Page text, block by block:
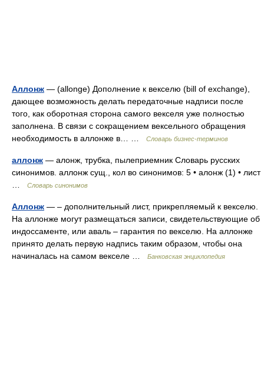
Аллонж — (allonge) Дополнение к векселю (bill of exchange),
дающее возможность делать передаточные надписи после
того, как оборотная сторона самого векселя уже полностью
заполнена. В связи с сокращением вексельного обращения
необходимость в аллонже в… …
Словарь бизнес-терминов
аллонж — алонж, трубка, пылеприемник Словарь русских
синонимов. аллонж сущ., кол во синонимов: 5 • алонж (1) • лист
Словарь синонимов
Аллонж — – дополнительный лист, прикрепляемый к векселю.
На аллонже могут размещаться записи, свидетельствующие об
индоссаменте, или аваль – гарантия по векселю. На аллонже
принято делать первую надпись таким образом, чтобы она
начиналась на самом векселе …
Банковская энциклопедия